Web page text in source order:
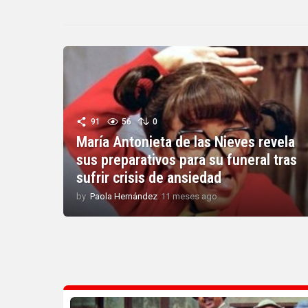
91 56 0
María Antonieta de las Nieves revela
sus preparativos para su funeral tras
sufrir crisis de ansiedad
by Paola Hernández 11 meses ago1
1
a
g